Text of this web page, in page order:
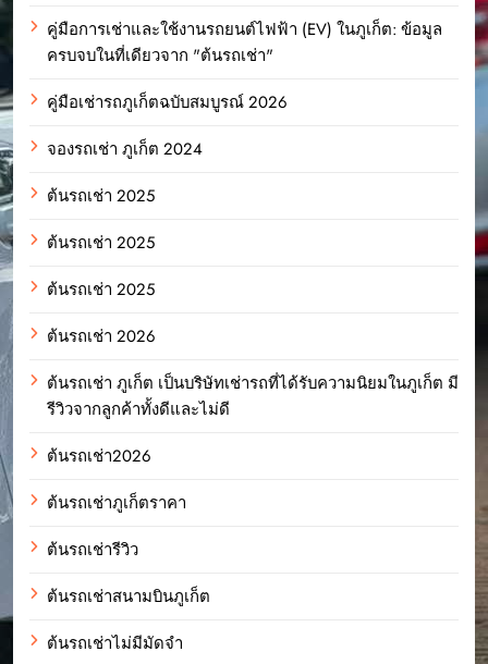
คู่มือการเช่าและใช้งานรถยนต์ไฟฟ้า (EV) ในภูเก็ต: ข้อมูล
ครบจบในที่เดียวจาก "ต้นรถเช่า"
คู่มือเช่ารถภูเก็ตฉบับสมบูรณ์ 2026
จองรถเช่า ภูเก็ต 2024
ต้นรถเช่า 2025
ต้นรถเช่า 2025
ต้นรถเช่า 2025
ต้นรถเช่า 2026
ต้นรถเช่า ภูเก็ต เป็นบริษัทเช่ารถที่ได้รับความนิยมในภูเก็ต มี
รีวิวจากลูกค้าทั้งดีและไม่ดี
ต้นรถเช่า2026
ต้นรถเช่าภูเก็ตราคา
ต้นรถเช่ารีวิว
ต้นรถเช่าสนามบินภูเก็ต
ต้นรถเช่าไม่มีมัดจำ